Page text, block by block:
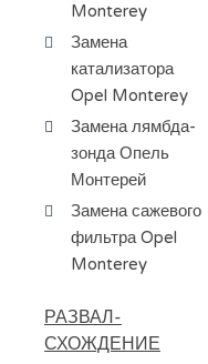
Monterey
Замена
катализатора
Opel Monterey
Замена лямбда-
зонда Опель
Монтерей
Замена сажевого
фильтра Opel
Monterey
РАЗВАЛ-
СХОЖДЕНИЕ